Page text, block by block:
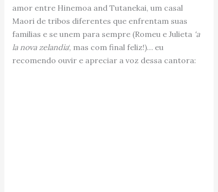
amor entre Hinemoa and Tutanekai, um casal
Maori de tribos diferentes que enfrentam suas
familias e se unem para sempre (Romeu e Julieta ‘a
la nova zelandia‘, mas com final feliz!)… eu
recomendo ouvir e apreciar a voz dessa cantora: